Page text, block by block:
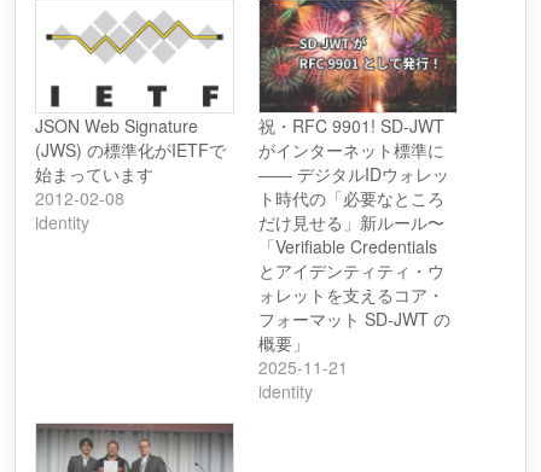
JSON Web Signature
(JWS) の標準化がIETFで
始まっています
2012-02-08
identity
祝・RFC 9901! SD-JWT
がインターネット標準に
―― デジタルIDウォレッ
ト時代の「必要なところ
だけ見せる」新ルール〜
「Verifiable Credentials
とアイデンティティ・ウ
ォレットを支えるコア・
フォーマット SD-JWT の
概要」
2025-11-21
identity